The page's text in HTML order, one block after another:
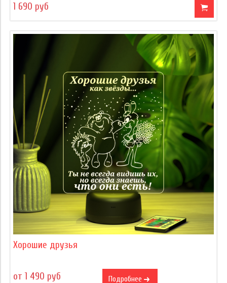
1 690 руб
Хорошие друзья
от 1 490 руб Подробнее